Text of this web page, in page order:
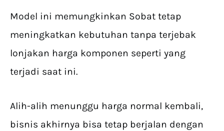
Model ini memungkinkan Sobat tetap
meningkatkan kebutuhan tanpa terjebak
lonjakan harga komponen seperti yang
terjadi saat ini.
Alih-alih menunggu harga normal kembali,
bisnis akhirnya bisa tetap berjalan dengan